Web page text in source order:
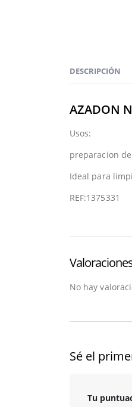
DESCRIPCIÓN
AZADON
Usos:
preparacion
Ideal para
REF:1375331
No hay
Sé el
Tu